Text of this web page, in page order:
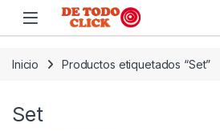
Saltar a Navegar
Saltar al contenido
Inicio Productos etiquetados “Set”
Set